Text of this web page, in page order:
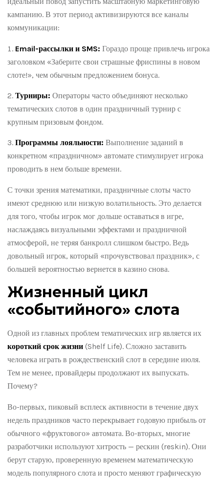
кампанию. В этот период активизируются все каналы
коммуникации:
Email-рассылки и SMS: Гораздо проще привлечь игрока
заголовком «Заберите свои страшные фриспины в новом
слоте!», чем обычным предложением бонуса.
Турниры: Операторы часто объединяют несколько
тематических слотов в один праздничный турнир с
крупным призовым фондом.
Программы лояльности: Выполнение заданий в
конкретном «праздничном» автомате стимулирует игрока
проводить в нем больше времени.
С точки зрения математики, праздничные слоты часто
имеют среднюю или низкую волатильность. Это делается
для того, чтобы игрок мог дольше оставаться в игре,
наслаждаясь визуальными эффектами и праздничной
атмосферой, не теряя банкролл слишком быстро. Ведь
довольный игрок, который «прочувствовал праздник», с
большей вероятностью вернется в казино снова.
Жизненный цикл
«событийного» слота
Одной из главных проблем тематических игр является их
короткий срок жизни (Shelf Life). Сложно заставить
человека играть в рождественский слот в середине июля.
Тем не менее, провайдеры продолжают их выпускать.
Почему?
Во-первых, пиковый всплеск активности в течение двух
недель праздников часто перекрывает годовую прибыль от
обычного «фруктового» автомата. Во-вторых, многие
разработчики используют хитрость — рескин (reskin). Они
берут старую, проверенную временем математическую
модель популярного слота и просто меняют графическую